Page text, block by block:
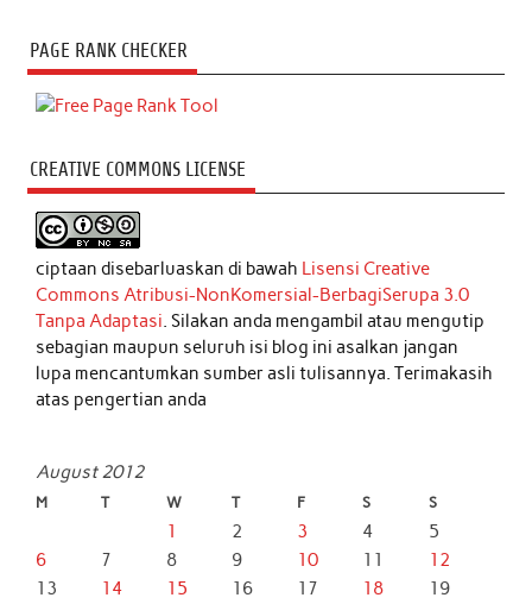
PAGE RANK CHECKER
CREATIVE COMMONS LICENSE
ciptaan disebarluaskan di bawah Lisensi Creative
Commons Atribusi-NonKomersial-BerbagiSerupa 3.0
Tanpa Adaptasi. Silakan anda mengambil atau mengutip
sebagian maupun seluruh isi blog ini asalkan jangan
lupa mencantumkan sumber asli tulisannya. Terimakasih
atas pengertian anda
August 2012
M T W T F S S
1 2 3 4
5
6
7 8 9 10 11
12
13
14 15 16 17 18
19